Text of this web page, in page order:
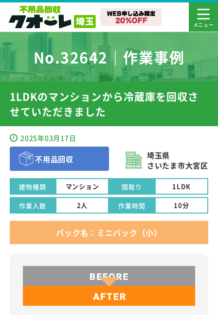
No.32642｜作業事例
1LDKのマンションから冷蔵庫を回収さ
せていただきました
2025年03月17日
不用品回収
埼玉県
さいたま市大宮区
建物種類 マンション 間取り 1LDK
作業人数 2人 作業時間 10分
パック名：ミニパック（小）